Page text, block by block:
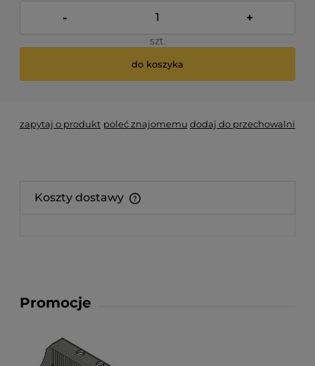
- +
szt.
do koszyka
zapytaj o produkt poleć znajomemu dodaj do przechowalni
Koszty dostawy
Promocje